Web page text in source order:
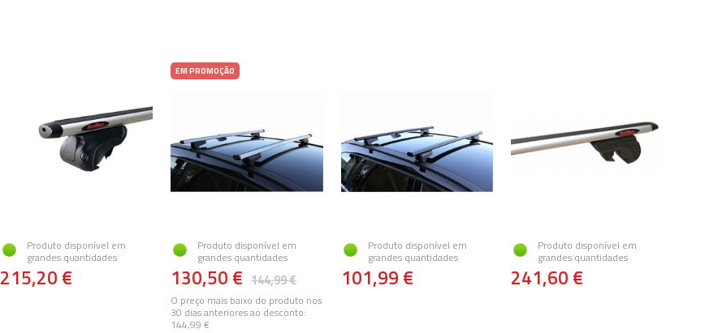
Produto disponível em
grandes quantidades
215,20 €
EM PROMOÇÃO
Produto disponível em
grandes quantidades
144,99 €
130,50 €
O preço mais baixo do produto nos
30 dias anteriores ao desconto:
144,99 €
Produto disponível em
grandes quantidades
101,99 €
Produto disponível em
grandes quantidades
241,60 €